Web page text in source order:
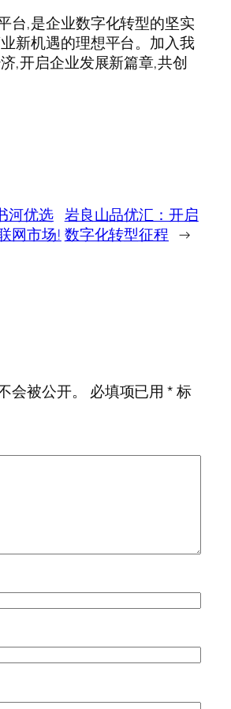
台,是企业数字化转型的坚实
新机遇的理想平台。加入我
,开启企业发展新篇章,共创
河优选
网市场!
岩良山品优汇：开启
数字化转型征程 →
会被公开。
必填项已用*标